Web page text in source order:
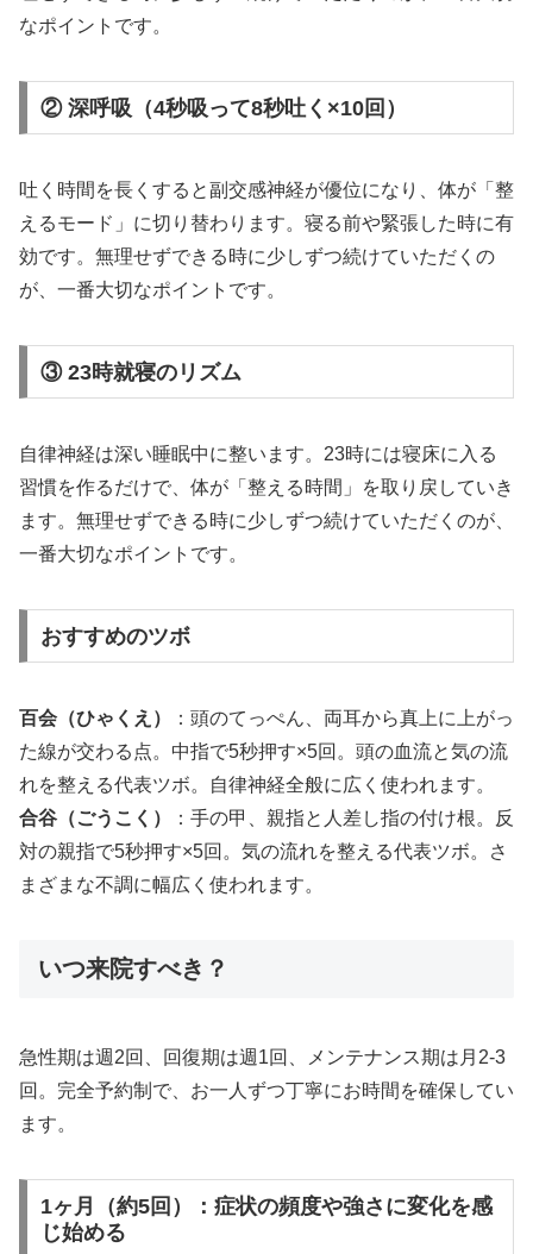
なポイントです。
② 深呼吸（4秒吸って8秒吐く×10回）
吐く時間を長くすると副交感神経が優位になり、体が「整
えるモード」に切り替わります。寝る前や緊張した時に有
効です。無理せずできる時に少しずつ続けていただくの
が、一番大切なポイントです。
③ 23時就寝のリズム
自律神経は深い睡眠中に整います。23時には寝床に入る
習慣を作るだけで、体が「整える時間」を取り戻していき
ます。無理せずできる時に少しずつ続けていただくのが、
一番大切なポイントです。
おすすめのツボ
百会（ひゃくえ）
：頭のてっぺん、両耳から真上に上がっ
た線が交わる点。中指で5秒押す×5回。頭の血流と気の流
れを整える代表ツボ。自律神経全般に広く使われます。
合谷（ごうこく）
：手の甲、親指と人差し指の付け根。反
対の親指で5秒押す×5回。気の流れを整える代表ツボ。さ
まざまな不調に幅広く使われます。
いつ来院すべき？
急性期は週2回、回復期は週1回、メンテナンス期は月2-3
回。完全予約制で、お一人ずつ丁寧にお時間を確保してい
ます。
1ヶ月（約5回）：症状の頻度や強さに変化を感
じ始める